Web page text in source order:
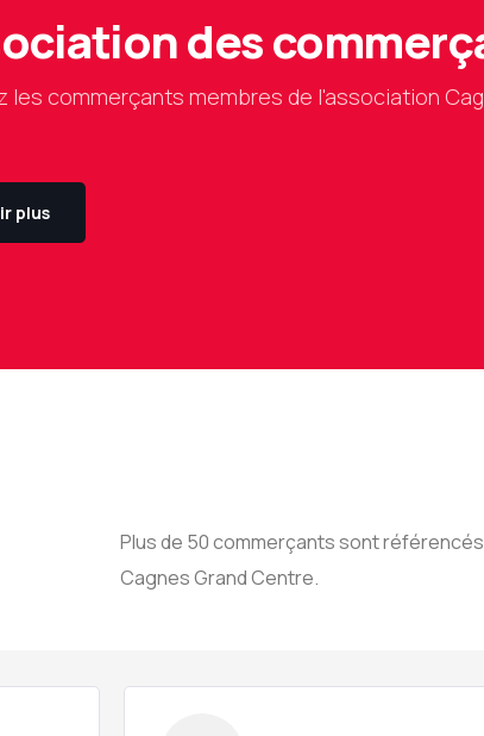
des
les commerçants membres de l'association
plus
Plus de 50 commerçants sont
Cagnes Grand Centre.